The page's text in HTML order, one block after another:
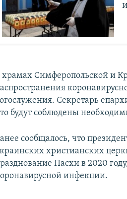
храмах Симферопольской и
Секретарь
будут соблюдены
сообщалось, что
христианских
Пасхи в 2020
инфекции.